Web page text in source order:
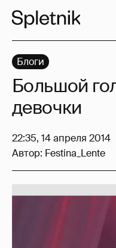
Блоги
Большой
девочки
22:35, 14 апреля 2014
Автор: Festina_Lente